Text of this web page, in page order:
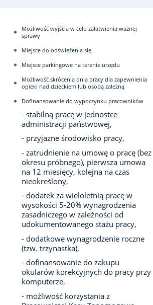
Możliwość wyjścia w celu załatwienia ważnej
sprawy
Miejsce do odświeżenia się
Miejsce parkingowe na terenie urzędu
Możliwość skrócenia dnia pracy dla zapewnienia
opieki nad dzieckiem lub osobą zależną
Dofinansowanie do wypoczynku pracowników
- stabilną pracę w jednostce
administracji państwowej,
- przyjazne środowisko pracy,
- zatrudnienie na umowę o pracę (bez
okresu próbnego), pierwsza umowa
na 12 miesięcy, kolejna na czas
nieokreślony,
- dodatek za wieloletnią pracę w
wysokości 5-20% wynagrodzenia
zasadniczego w zależności od
udokumentowanego stażu pracy,
- dodatkowe wynagrodzenie roczne
(tzw. trzynastka),
- dofinansowanie do zakupu
okularów korekcyjnych do pracy przy
komputerze,
- możliwość korzystania z